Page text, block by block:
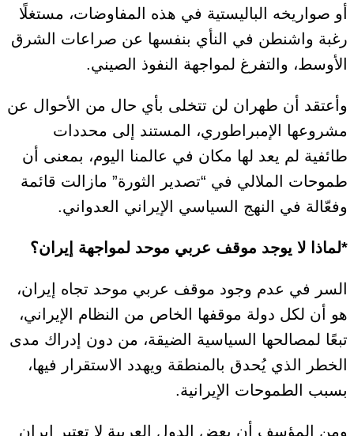
أو صواريخه الباليستية في هذه المفاوضات، مستغلًا
رغبة واشنطن في النأي بنفسها عن صراعات الشرق
الأوسط، والتفرغ لمواجهة النفوذ الصيني.
وأعتقد أن طهران لن تتخلى بأي حال من الأحوال عن
مشروعها الإمبراطوري، المستند إلى محددات
طائفية لم يعد لها مكان في عالمنا اليوم، بمعنى أن
طموحات الملالي في “تصدير الثورة” مازالت قائمة
وفعّالة في النهج السياسي الإيراني العدواني.
*لماذا لا يوجد موقف عربي موحد لمواجهة إيران؟
السر في عدم وجود موقف عربي موحد تجاه إيران،
هو أن لكل دولة موقفها الخاص من النظام الإيراني،
تبعًا لمصالحها السياسية الضيقة، من دون إدراك مدى
الخطر الذي يُحدق بالمنطقة ويهدد الاستقرار فيها،
بسبب الطموحات الإيرانية.
ومن المؤسف أن بعض الدول العربية لا تعتبر إيران